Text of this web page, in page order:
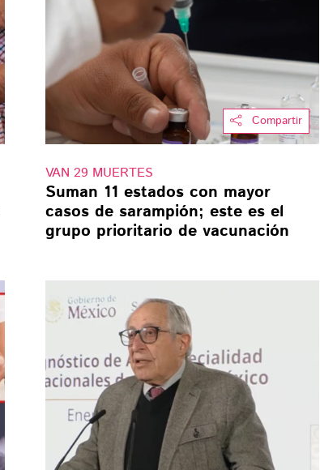
Compartir
VAN 29 MUERTES
Suman 11 estados con mayor
casos de sarampión; este es el
grupo prioritario de vacunación